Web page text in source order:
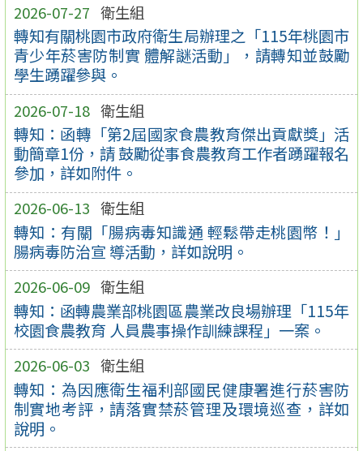
2026-07-27 衛生組
轉知有關桃園市政府衛生局辦理之「115年桃園市
青少年菸害防制實 體解謎活動」，請轉知並鼓勵
學生踴躍參與。
2026-07-18 衛生組
轉知：函轉「第2屆國家食農教育傑出貢獻獎」活
動簡章1份，請 鼓勵從事食農教育工作者踴躍報名
參加，詳如附件。
2026-06-13 衛生組
轉知：有關「腸病毒知識通 輕鬆帶走桃園幣！」
腸病毒防治宣 導活動，詳如說明。
2026-06-09 衛生組
轉知：函轉農業部桃園區農業改良場辦理「115年
校園食農教育 人員農事操作訓練課程」一案。
2026-06-03 衛生組
轉知：為因應衛生福利部國民健康署進行菸害防
制實地考評，請落實禁菸管理及環境巡查，詳如
說明。